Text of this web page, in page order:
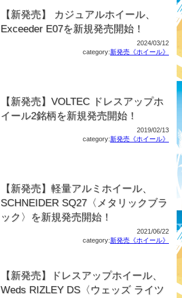
【新発売】 カジュアルホイール、
Exceeder E07を新規発売開始！
2024/03/12
category:新発売《ホイール》
【新発売】VOLTEC ドレスアップホ
イール2銘柄を新規発売開始！
2019/02/13
category:新発売《ホイール》
【新発売】軽量アルミホイール、
SCHNEIDER SQ27〈メタリックブラ
ック〉を新規発売開始！
2021/06/22
category:新発売《ホイール》
【新発売】ドレスアップホイール、
Weds RIZLEY DS〈ウェッズ ライツ